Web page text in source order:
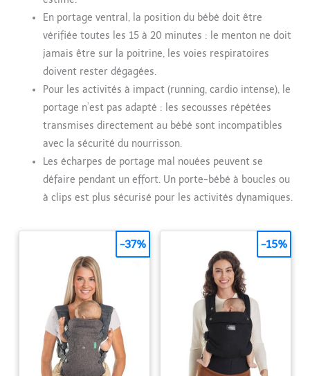
En portage ventral, la position du bébé doit être
vérifiée toutes les 15 à 20 minutes : le menton ne doit
jamais être sur la poitrine, les voies respiratoires
doivent rester dégagées.
Pour les activités à impact (running, cardio intense), le
portage n’est pas adapté : les secousses répétées
transmises directement au bébé sont incompatibles
avec la sécurité du nourrisson.
Les écharpes de portage mal nouées peuvent se
défaire pendant un effort. Un porte-bébé à boucles ou
à clips est plus sécurisé pour les activités dynamiques.
-37% -15%